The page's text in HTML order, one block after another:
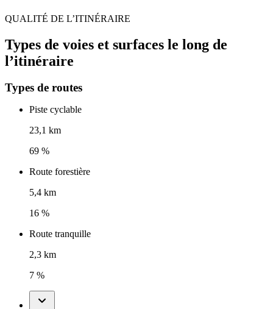
QUALITÉ DE L’ITINÉRAIRE
Types de voies et surfaces le long de
l’itinéraire
Types de routes
Piste cyclable
23,1 km
69 %
Route forestière
5,4 km
16 %
Route tranquille
2,3 km
7 %